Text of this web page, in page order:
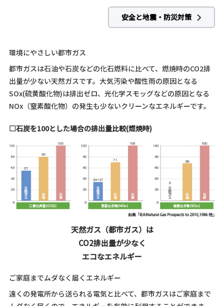
安全と地震・防災対策
環境にやさしい都市ガス
都市ガスは石油や石炭などの化石燃料に比べて、燃焼時のCO2排
出量が少ない天然ガスです。大気汚染や酸性雨の原因となる
SOx(硫黄酸化物)は排出ゼロ、光化学スモッグなどの原因となる
NOx（窒素酸化物）の発生も少ないクリーンなエネルギーです。
□石炭を100とした場合の排出量比較(燃焼時)
天然ガス（都市ガス）は
CO2排出量が少なく
エコなエネルギー
ご家庭までムダなく届くエネルギー
遠くの発電所から送られる電気と比べて、都市ガスはご家庭まで